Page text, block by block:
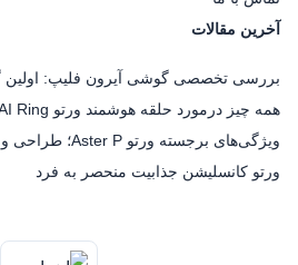
آخرین مقالات
بررسی تخصصی گوشی آیرون فلیپ: اولین
همه چیز درمورد حلقه هوشمند ورتو Vertu AI Ring
ویژگی‌های برجسته ورتو Aster P؛ طراحی و تکنولوژی بی‌نظیر
ورتو کانسلیشن جذابیت منحصر به فرد